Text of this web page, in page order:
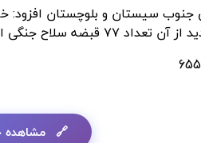
جنوب سیستان و بلوچستان
کلت کمری به همراه ۱۵۴ تیغه خشاب کشف شد.
مشاهده